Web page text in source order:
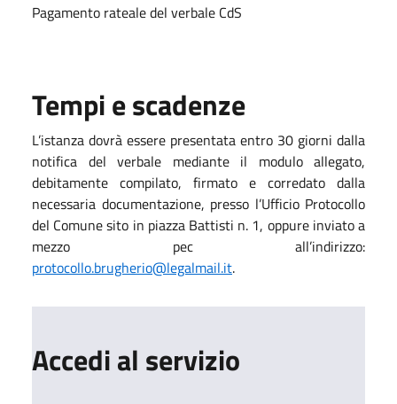
Pagamento rateale del verbale CdS
Tempi e scadenze
L’istanza dovrà essere presentata entro 30 giorni dalla
notifica del verbale mediante il modulo allegato,
debitamente compilato, firmato e corredato dalla
necessaria documentazione, presso l’Ufficio Protocollo
del Comune sito in piazza Battisti n. 1, oppure inviato a
mezzo pec all’indirizzo:
protocollo.brugherio@legalmail.it.
Accedi al servizio